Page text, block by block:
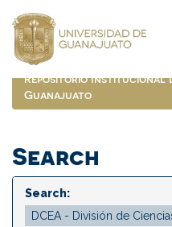
navigation
Repositorio Institucional
Guanajuato
Search
Search: